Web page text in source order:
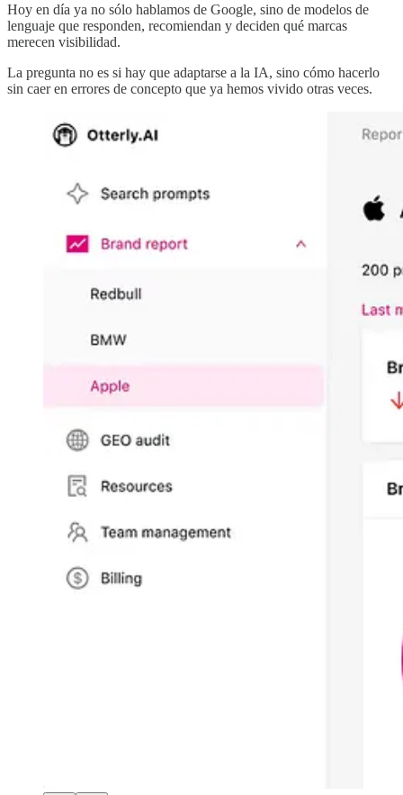
Hoy en día ya no sólo hablamos de Google, sino de modelos de
lenguaje que responden, recomiendan y deciden qué marcas
merecen visibilidad.
La pregunta no es si hay que adaptarse a la IA, sino cómo hacerlo
sin caer en errores de concepto que ya hemos vivido otras veces.